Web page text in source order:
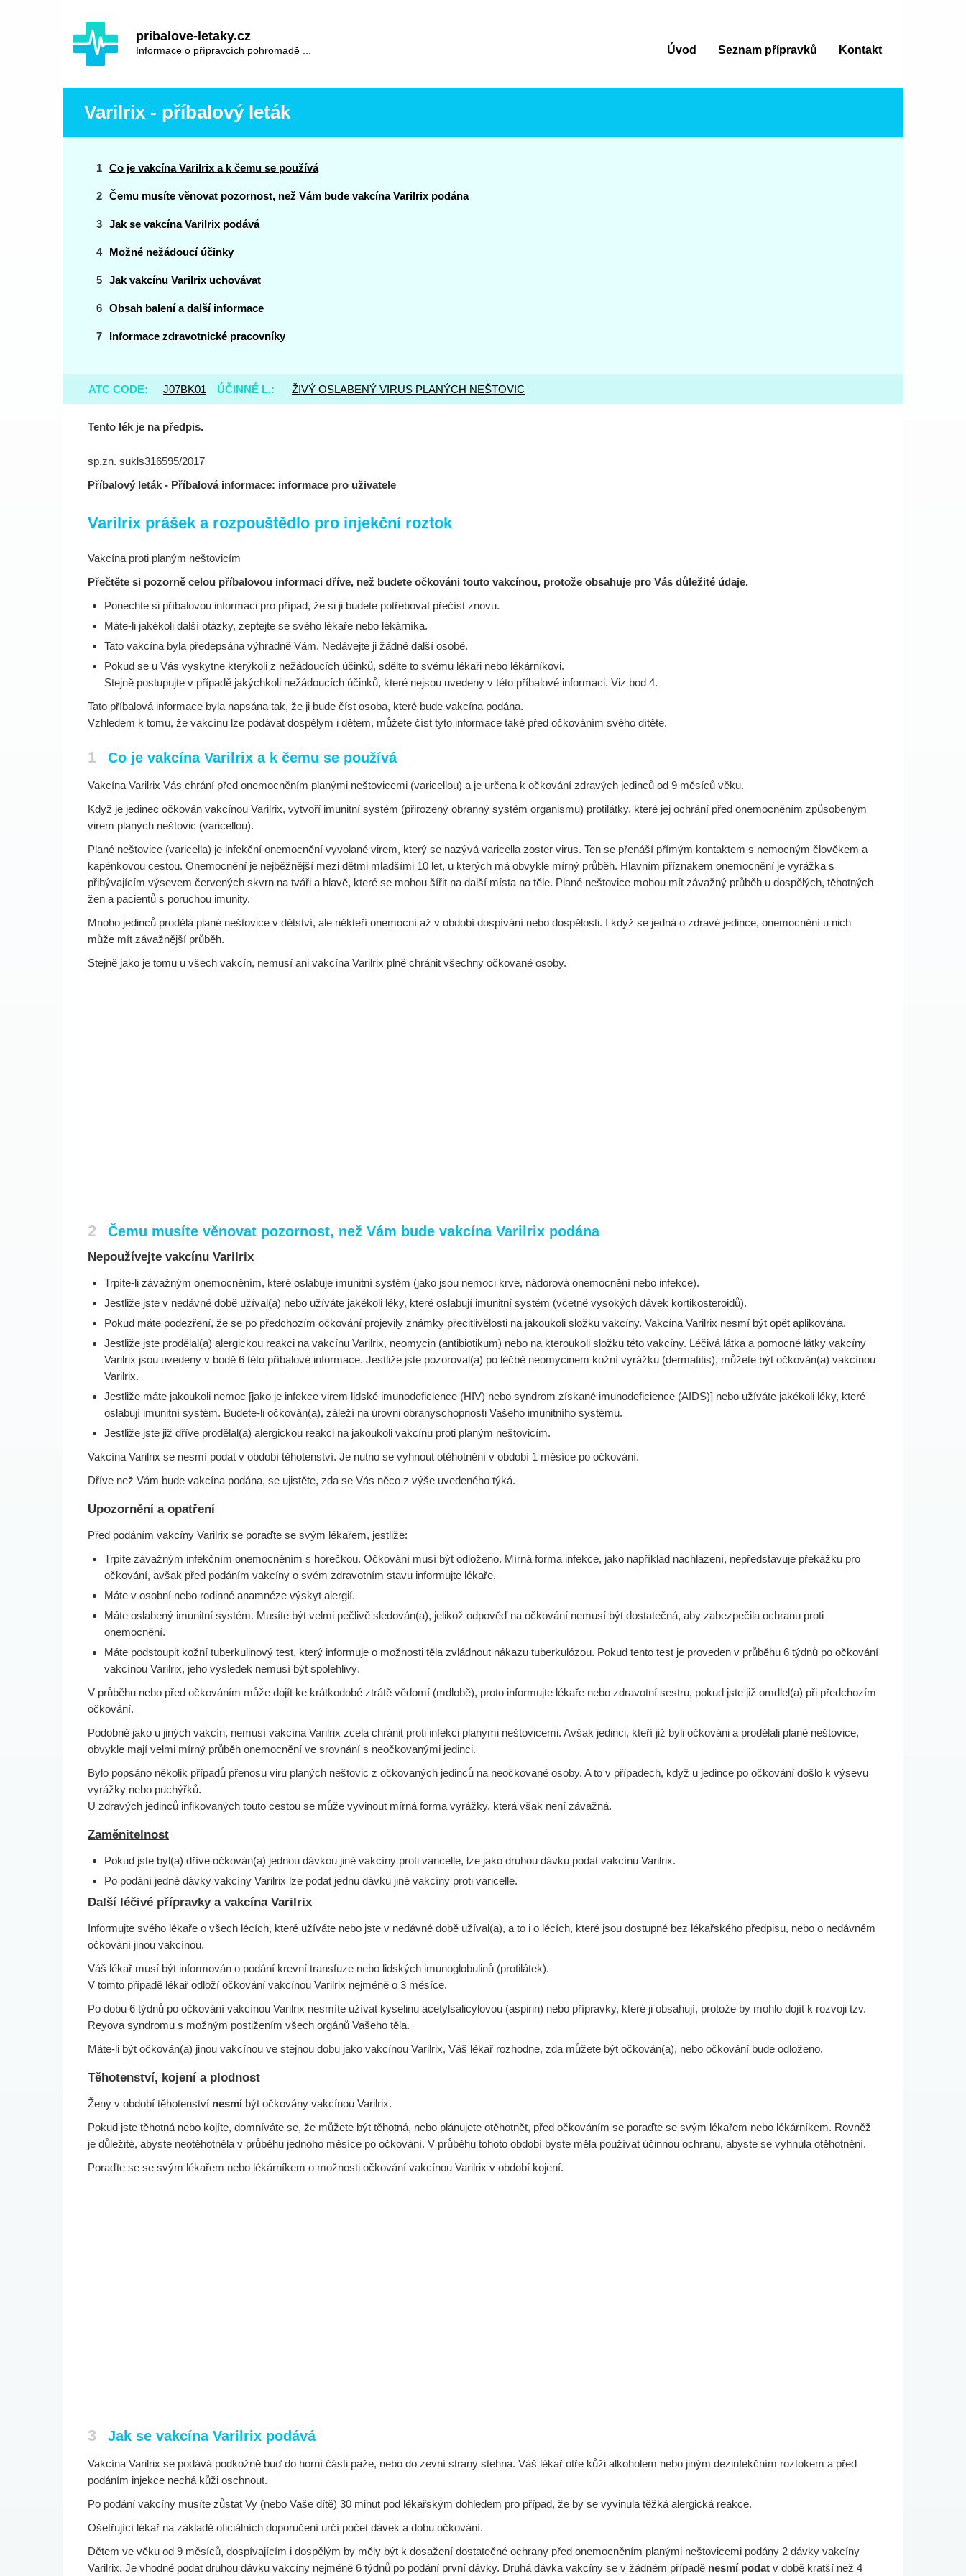
pribalove-letaky.cz
Informace o přípravcích pohromadě ...
Hlavní
navigace
Úvod Seznam přípravků Kontakt
Varilrix - příbalový leták
Co je vakcína Varilrix a k čemu se používá
Čemu musíte věnovat pozornost, než Vám bude vakcína Varilrix podána
Jak se vakcína Varilrix podává
Možné nežádoucí účinky
Jak vakcínu Varilrix uchovávat
Obsah balení a další informace
Informace zdravotnické pracovníky
ATC CODE: J07BK01 ÚČINNÉ L.: ŽIVÝ OSLABENÝ VIRUS PLANÝCH NEŠTOVIC
Tento lék je na předpis.
sp.zn. sukls316595/2017
Příbalový leták - Příbalová informace: informace pro uživatele
Varilrix prášek a rozpouštědlo pro injekční roztok
Vakcína proti planým neštovicím
Přečtěte si pozorně celou příbalovou informaci dříve, než budete očkováni touto vakcínou, protože obsahuje pro Vás důležité údaje.
Ponechte si příbalovou informaci pro případ, že si ji budete potřebovat přečíst znovu.
Máte-li jakékoli další otázky, zeptejte se svého lékaře nebo lékárníka.
Tato vakcína byla předepsána výhradně Vám. Nedávejte ji žádné další osobě.
Pokud se u Vás vyskytne kterýkoli z nežádoucích účinků, sdělte to svému lékaři nebo lékárníkovi.
Stejně postupujte v případě jakýchkoli nežádoucích účinků, které nejsou uvedeny v této příbalové informaci. Viz bod 4.
Tato příbalová informace byla napsána tak, že ji bude číst osoba, které bude vakcína podána.
Vzhledem k tomu, že vakcínu lze podávat dospělým i dětem, můžete číst tyto informace také před očkováním svého dítěte.
1 Co je vakcína Varilrix a k čemu se používá
Vakcína Varilrix Vás chrání před onemocněním planými neštovicemi (varicellou) a je určena k očkování zdravých jedinců od 9 měsíců věku.
Když je jedinec očkován vakcínou Varilrix, vytvoří imunitní systém (přirozený obranný systém organismu) protilátky, které jej ochrání před onemocněním způsobeným
virem planých neštovic (varicellou).
Plané neštovice (varicella) je infekční onemocnění vyvolané virem, který se nazývá varicella zoster virus. Ten se přenáší přímým kontaktem s nemocným člověkem a
kapénkovou cestou. Onemocnění je nejběžnější mezi dětmi mladšími 10 let, u kterých má obvykle mírný průběh. Hlavním příznakem onemocnění je vyrážka s
přibývajícím výsevem červených skvrn na tváři a hlavě, které se mohou šířit na další místa na těle. Plané neštovice mohou mít závažný průběh u dospělých, těhotných
žen a pacientů s poruchou imunity.
Mnoho jedinců prodělá plané neštovice v dětství, ale někteří onemocní až v období dospívání nebo dospělosti. I když se jedná o zdravé jedince, onemocnění u nich
může mít závažnější průběh.
Stejně jako je tomu u všech vakcín, nemusí ani vakcína Varilrix plně chránit všechny očkované osoby.
2 Čemu musíte věnovat pozornost, než Vám bude vakcína Varilrix podána
Nepoužívejte vakcínu Varilrix
Trpíte-li závažným onemocněním, které oslabuje imunitní systém (jako jsou nemoci krve, nádorová onemocnění nebo infekce).
Jestliže jste v nedávné době užíval(a) nebo užíváte jakékoli léky, které oslabují imunitní systém (včetně vysokých dávek kortikosteroidů).
Pokud máte podezření, že se po předchozím očkování projevily známky přecitlivělosti na jakoukoli složku vakcíny. Vakcína Varilrix nesmí být opět aplikována.
Jestliže jste prodělal(a) alergickou reakci na vakcínu Varilrix, neomycin (antibiotikum) nebo na kteroukoli složku této vakcíny. Léčivá látka a pomocné látky vakcíny
Varilrix jsou uvedeny v bodě 6 této příbalové informace. Jestliže jste pozoroval(a) po léčbě neomycinem kožní vyrážku (dermatitis), můžete být očkován(a) vakcínou
Varilrix.
Jestliže máte jakoukoli nemoc [jako je infekce virem lidské imunodeficience (HIV) nebo syndrom získané imunodeficience (AIDS)] nebo užíváte jakékoli léky, které
oslabují imunitní systém. Budete-li očkován(a), záleží na úrovni obranyschopnosti Vašeho imunitního systému.
Jestliže jste již dříve prodělal(a) alergickou reakci na jakoukoli vakcínu proti planým neštovicím.
Vakcína Varilrix se nesmí podat v období těhotenství. Je nutno se vyhnout otěhotnění v období 1 měsíce po očkování.
Dříve než Vám bude vakcína podána, se ujistěte, zda se Vás něco z výše uvedeného týká.
Upozornění a opatření
Před podáním vakcíny Varilrix se poraďte se svým lékařem, jestliže:
Trpíte závažným infekčním onemocněním s horečkou. Očkování musí být odloženo. Mírná forma infekce, jako například nachlazení, nepředstavuje překážku pro
očkování, avšak před podáním vakcíny o svém zdravotním stavu informujte lékaře.
Máte v osobní nebo rodinné anamnéze výskyt alergií.
Máte oslabený imunitní systém. Musíte být velmi pečlivě sledován(a), jelikož odpověď na očkování nemusí být dostatečná, aby zabezpečila ochranu proti
onemocnění.
Máte podstoupit kožní tuberkulinový test, který informuje o možnosti těla zvládnout nákazu tuberkulózou. Pokud tento test je proveden v průběhu 6 týdnů po očkování
vakcínou Varilrix, jeho výsledek nemusí být spolehlivý.
V průběhu nebo před očkováním může dojít ke krátkodobé ztrátě vědomí (mdlobě), proto informujte lékaře nebo zdravotní sestru, pokud jste již omdlel(a) při předchozím
očkování.
Podobně jako u jiných vakcín, nemusí vakcína Varilrix zcela chránit proti infekci planými neštovicemi. Avšak jedinci, kteří již byli očkováni a prodělali plané neštovice,
obvykle mají velmi mírný průběh onemocnění ve srovnání s neočkovanými jedinci.
Bylo popsáno několik případů přenosu viru planých neštovic z očkovaných jedinců na neočkované osoby. A to v případech, když u jedince po očkování došlo k výsevu
vyrážky nebo puchýřků.
U zdravých jedinců infikovaných touto cestou se může vyvinout mírná forma vyrážky, která však není závažná.
Zaměnitelnost
Pokud jste byl(a) dříve očkován(a) jednou dávkou jiné vakcíny proti varicelle, lze jako druhou dávku podat vakcínu Varilrix.
Po podání jedné dávky vakcíny Varilrix lze podat jednu dávku jiné vakcíny proti varicelle.
Další léčivé přípravky a vakcína Varilrix
Informujte svého lékaře o všech lécích, které užíváte nebo jste v nedávné době užíval(a), a to i o lécích, které jsou dostupné bez lékařského předpisu, nebo o nedávném
očkování jinou vakcínou.
Váš lékař musí být informován o podání krevní transfuze nebo lidských imunoglobulinů (protilátek).
V tomto případě lékař odloží očkování vakcínou Varilrix nejméně o 3 měsíce.
Po dobu 6 týdnů po očkování vakcínou Varilrix nesmíte užívat kyselinu acetylsalicylovou (aspirin) nebo přípravky, které ji obsahují, protože by mohlo dojít k rozvoji tzv.
Reyova syndromu s možným postižením všech orgánů Vašeho těla.
Máte-li být očkován(a) jinou vakcínou ve stejnou dobu jako vakcínou Varilrix, Váš lékař rozhodne, zda můžete být očkován(a), nebo očkování bude odloženo.
Těhotenství, kojení a plodnost
Ženy v období těhotenství nesmíbýt očkovány vakcínou Varilrix.
Pokud jste těhotná nebo kojíte, domníváte se, že můžete být těhotná, nebo plánujete otěhotnět, před očkováním se poraďte se svým lékařem nebo lékárníkem. Rovněž
je důležité, abyste neotěhotněla v průběhu jednoho měsíce po očkování. V průběhu tohoto období byste měla používat účinnou ochranu, abyste se vyhnula otěhotnění.
Poraďte se se svým lékařem nebo lékárníkem o možnosti očkování vakcínou Varilrix v období kojení.
3 Jak se vakcína Varilrix podává
Vakcína Varilrix se podává podkožně buď do horní části paže, nebo do zevní strany stehna. Váš lékař otře kůži alkoholem nebo jiným dezinfekčním roztokem a před
podáním injekce nechá kůži oschnout.
Po podání vakcíny musíte zůstat Vy (nebo Vaše dítě) 30 minut pod lékařským dohledem pro případ, že by se vyvinula těžká alergická reakce.
Ošetřující lékař na základě oficiálních doporučení určí počet dávek a dobu očkování.
Dětem ve věku od 9 měsíců, dospívajícím i dospělým by měly být k dosažení dostatečné ochrany před onemocněním planými neštovicemi podány 2 dávky vakcíny
Varilrix. Je vhodné podat druhou dávku vakcíny nejméně 6 týdnů po podání první dávky. Druhá dávka vakcíny se v žádném případě nesmí podat v době kratší než 4